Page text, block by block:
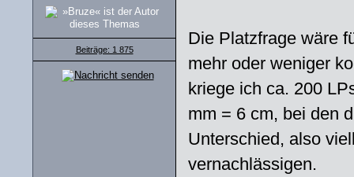
Beiträge: 1 875
Die Platzfrage wäre
mehr oder weniger
kriege ich ca. 200
mm = 6 cm, bei den
Unterschied, also
vernachlässigen.